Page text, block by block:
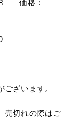
ございます。
売切れの際はご